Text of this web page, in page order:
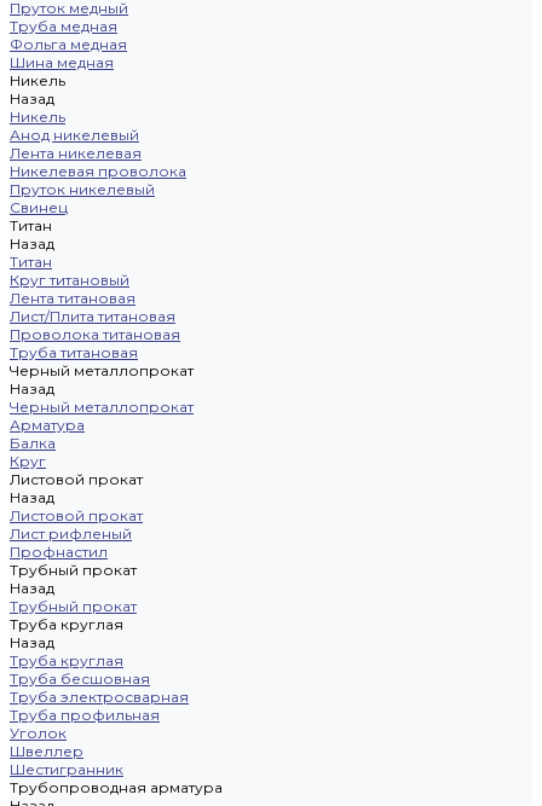
Пруток медный
Труба медная
Фольга медная
Шина медная
Никель
Назад
Никель
Анод никелевый
Лента никелевая
Никелевая проволока
Пруток никелевый
Свинец
Титан
Назад
Титан
Круг титановый
Лента титановая
Лист/Плита титановая
Проволока титановая
Труба титановая
Черный металлопрокат
Назад
Черный металлопрокат
Арматура
Балка
Круг
Листовой прокат
Назад
Листовой прокат
Лист рифленый
Профнастил
Трубный прокат
Назад
Трубный прокат
Труба круглая
Назад
Труба круглая
Труба бесшовная
Труба электросварная
Труба профильная
Уголок
Швеллер
Шестигранник
Трубопроводная арматура